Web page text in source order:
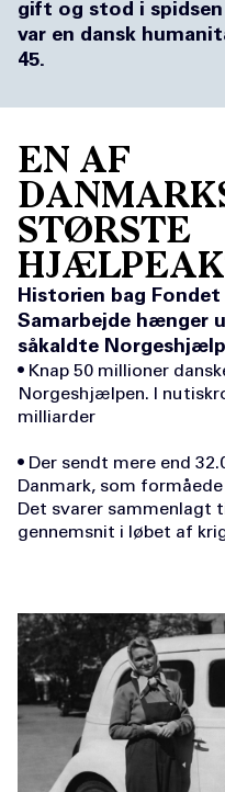
gift og stod i
var en dansk
45.
EN AF
STØRSTE
Historien bag
Samarbejde hænger
såkaldte
• Knap 50 millioner
Norgeshjælpen. I
milliarder
• Der sendt mere end
Danmark, som
Det svarer sammenlagt
gennemsnit i løbet af